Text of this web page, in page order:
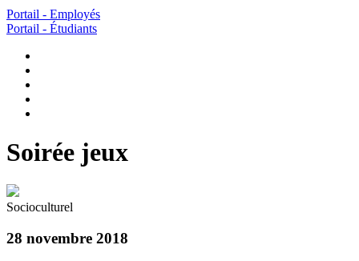
Portail - Employés
Portail - Étudiants
Soirée jeux
Socioculturel
28 novembre 2018